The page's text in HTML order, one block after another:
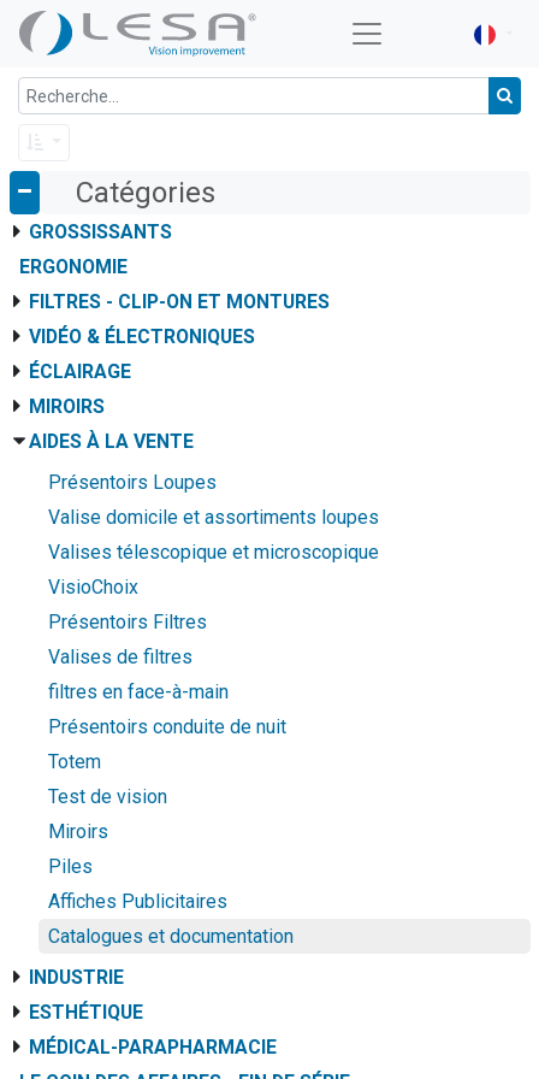
Catégories
GROSSISSANTS
ERGONOMIE
FILTRES - CLIP-ON ET MONTURES
VIDÉO & ÉLECTRONIQUES
ÉCLAIRAGE
MIROIRS
AIDES À LA VENTE
Présentoirs Loupes
Valise domicile et assortiments loupes
Valises télescopique et microscopique
VisioChoix
Présentoirs Filtres
Valises de filtres
filtres en face-à-main
Présentoirs conduite de nuit
Totem
Test de vision
Miroirs
Piles
Affiches Publicitaires
Catalogues et documentation
INDUSTRIE
ESTHÉTIQUE
MÉDICAL-PARAPHARMACIE